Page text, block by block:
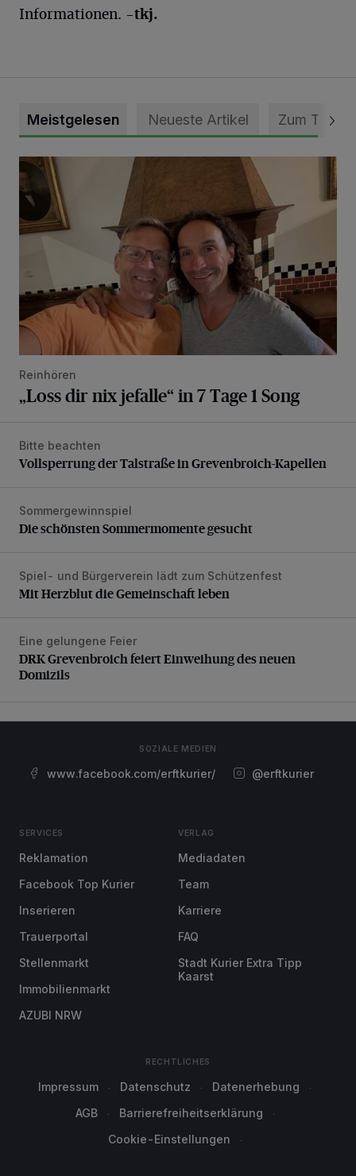
Informationen. -tkj.
Meistgelesen Neueste Artikel Zum Thema
„Loss dir nix jefalle“ in 7 Tage 1 Song
Reinhören
„Loss dir nix jefalle“ in 7 Tage 1 Song
Vollsperrung der Talstraße in Grevenbroich-Kapellen
Bitte beachten
Vollsperrung der Talstraße in Grevenbroich-Kapellen
Die schönsten Sommermomente gesucht
Sommergewinnspiel
Die schönsten Sommermomente gesucht
Mit Herzblut die Gemeinschaft leben
Spiel- und Bürgerverein lädt zum Schützenfest
Mit Herzblut die Gemeinschaft leben
DRK Grevenbroich feiert Einweihung des neuen Domizils
Eine gelungene Feier
DRK Grevenbroich feiert Einweihung des neuen
Domizils
SOZIALE MEDIEN
www.facebook.com/erftkurier/ @erftkurier
SERVICES
Reklamation
Facebook Top Kurier
Inserieren
Trauerportal
Stellenmarkt
Immobilienmarkt
AZUBI NRW
VERLAG
Mediadaten
Team
Karriere
FAQ
Stadt Kurier Extra Tipp
Kaarst
RECHTLICHES
Impressum Datenschutz
Datenerhebung
AGB
Barrierefreiheitserklärung
Cookie-Einstellungen